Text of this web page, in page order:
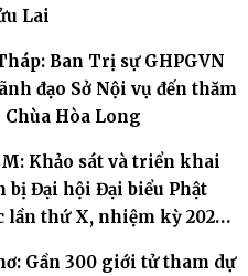
Lai
Ban Trị sự GHPGVN
đạo Sở Nội vụ đến thăm
Hòa Long
Khảo sát và triển khai
bị Đại hội Đại biểu Phật
lần thứ X, nhiệm kỳ 2026-
Gần 300 giới tử tham dự